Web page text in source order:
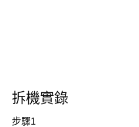
拆機實錄
步驟1